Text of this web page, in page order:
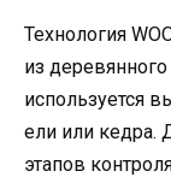
Технология
из
используется
ели или кедра.
этапов